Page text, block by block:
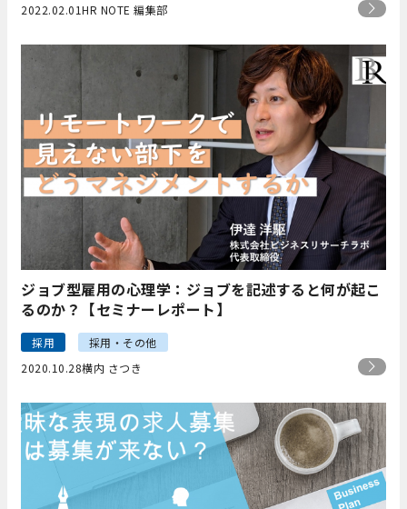
2022.02.01HR NOTE 編集部
ジョブ型雇用の心理学：ジョブを記述すると何が起こ
るのか？【セミナーレポート】
採用
採用・その他
2020.10.28横内 さつき